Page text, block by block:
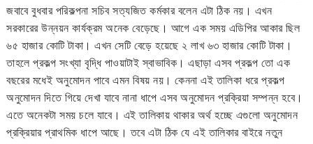
জবাবে বুধবার পরিকল্পনা সচিব সত্যজিত কর্মকার বলেন এটা ঠিক নয়। এখন
সরকারের উন্নয়ন কার্যক্রম অনেক বেড়েছে। আগে এক সময় এডিপির আকার ছিল
৬৫ হাজার কোটি টাকা। এখন সেটি বেড়ে হয়েছে ২ লাখ ৬৩ হাজার কোটি টাকা।
তাহলে প্রকল্প সংখ্যা বৃদ্ধি পাওয়াটাই স্বাভাবিক। এছাড়া এসব প্রকল্প তো এক
বছরের মধেই অনুমোদন পাবে এমন বিষয় নয়। কেননা এই তালিকা ধরে প্রকল্প
অনুমোদন দিতে গিয়ে দেখা যাবে নানা ধাপে এসব অনুমোদন প্রক্রিয়া সম্পন্ন হবে।
এতে অনেকটা সময় চলে যাবে। এই তালিকায় থাকার অর্থ হচ্ছে এগুলো অনুমোদন
প্রক্রিয়ার প্রাথমিক ধাপে আছে। তবে এটা ঠিক যে এই তালিকার বাইরে নতুন